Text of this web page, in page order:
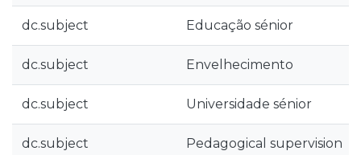
dc.subject Educação sénior
dc.subject Envelhecimento
dc.subject Universidade sénior
dc.subject Pedagogical supervision